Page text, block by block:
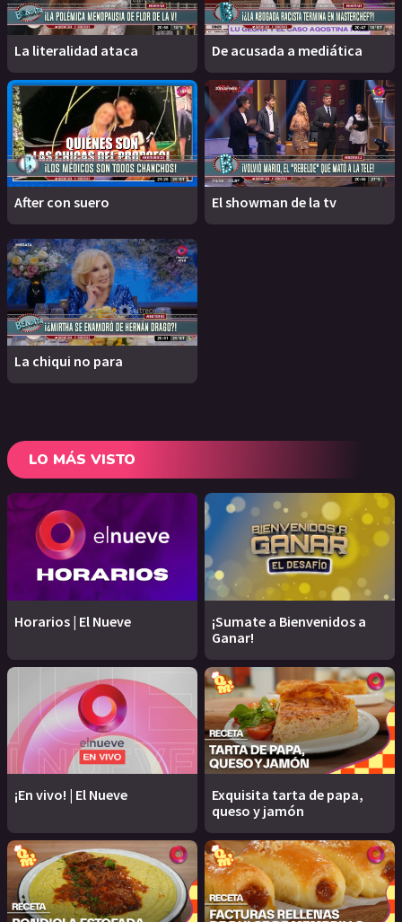
La literalidad ataca De acusada a mediática
After con suero El showman de la tv
La chiqui no para
LO MÁS VISTO
Horarios | El Nueve
¡Sumate a Bienvenidos a
Ganar!
¡En vivo! | El Nueve
Exquisita tarta de papa,
queso y jamón